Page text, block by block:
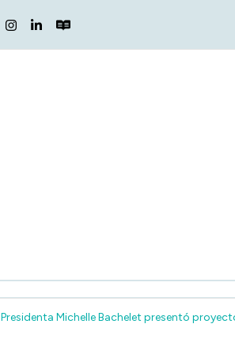
Presidenta Michelle Bachelet presentó